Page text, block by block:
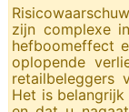
zijn complexe
hefboomeffect
oplopende
retailbeleggers
Het is